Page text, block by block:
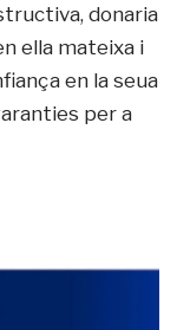
donaria
ella mateixa i
en la seua
per a